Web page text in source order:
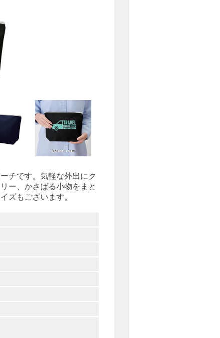
チです。気軽な外出にク
ー、かさばる小物をまと
ズもございます。